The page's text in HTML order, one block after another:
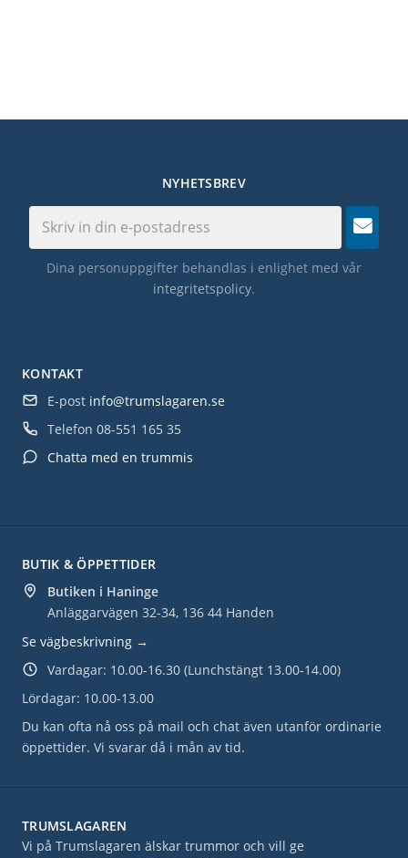
BUTIK & ÖPPETTIDER
Butiken i Haninge
Anläggarvägen 32-34, 136 44 Handen
Se vägbeskrivning →
Vardagar: 10.00-16.30 (Lunchstängt 13.00-14.00)
Lördagar: 10.00-13.00
Du kan ofta nå oss på mail och chat även utanför ordinarie
öppettider. Vi svarar då i mån av tid.
KONTAKT
E-post info@trumslagaren.se
Telefon 08-551 165 35
Chatta med en trummis
TRUMSLAGAREN
Vi på Trumslagaren älskar trummor och vill ge
NYHETSBREV
Dina personuppgifter behandlas i enlighet med vår
integritetspolicy.